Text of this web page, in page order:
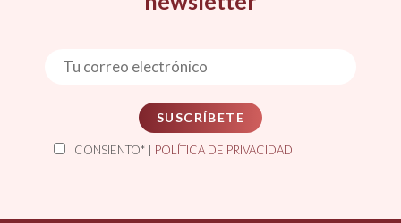
SUSCRÍBETE
CONSIENTO* | POLÍTICA DE PRIVACIDAD